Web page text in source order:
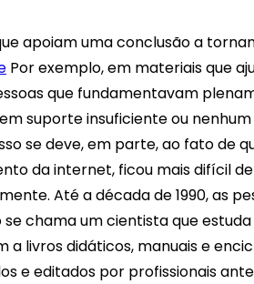
apoiam uma conclusão a
Por exemplo, em materiais que
que fundamentavam
suporte insuficiente ou
se deve, em parte, ao fato de
da internet, ficou mais difícil
Até a década de 1990, as
chama um cientista que estuda
livros didáticos, manuais e
​​e editados por profissionais